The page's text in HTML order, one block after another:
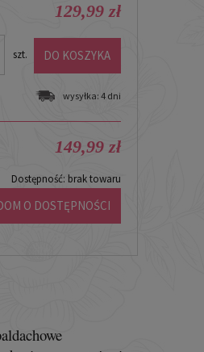
129,99 zł
szt. DO KOSZYKA
wysyłka: 4 dni
149,99 zł
Dostępność: brak towaru
O DOSTĘPNOŚCI